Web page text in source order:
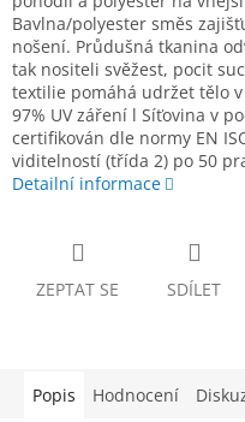
Bavlna/polyester směs
nošení. Průdušná tkanina
tak nositeli svěžest, pocit
textilie pomáhá udržet tělo v
97% UV záření l Síťovina v
certifikován dle normy EN
viditelností (třída 2) po 50
Detailní informace
ZEPTAT SE SDÍLET
Popis Hodnocení